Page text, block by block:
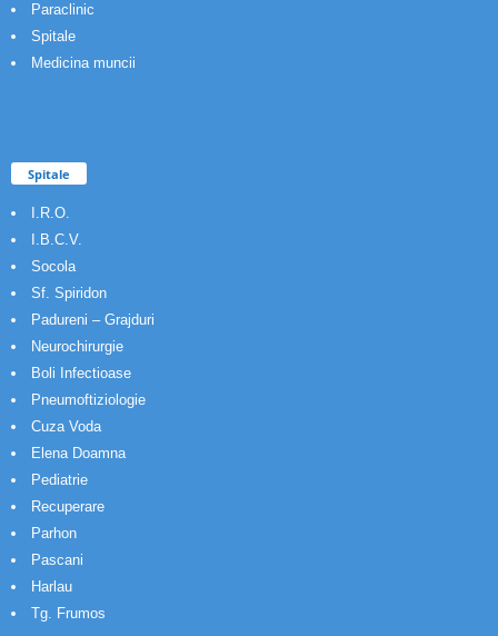
Paraclinic
Spitale
Medicina muncii
Spitale
I.R.O.
I.B.C.V.
Socola
Sf. Spiridon
Padureni – Grajduri
Neurochirurgie
Boli Infectioase
Pneumoftiziologie
Cuza Voda
Elena Doamna
Pediatrie
Recuperare
Parhon
Pascani
Harlau
Tg. Frumos